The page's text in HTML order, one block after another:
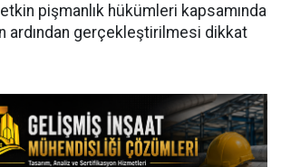
pişmanlık hükümleri kapsamında
ardından gerçekleştirilmesi dikkat